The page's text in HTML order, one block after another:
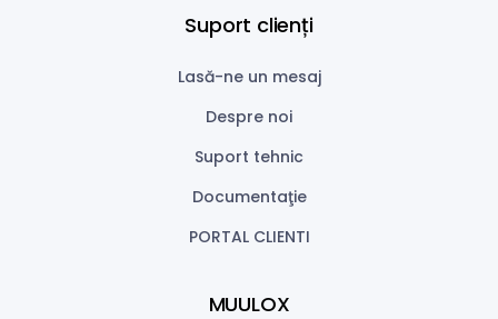
Suport clienți
Lasă-ne un mesaj
Despre noi
Suport tehnic
Documentaţie
PORTAL CLIENTI
MUULOX